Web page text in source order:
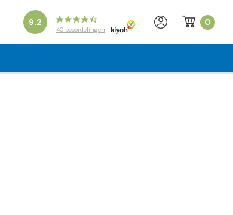
9.2
40 beoordelingen
0